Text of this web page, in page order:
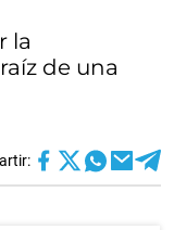
la
de una